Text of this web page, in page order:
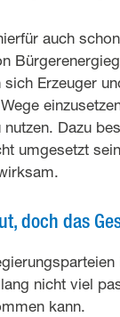
auch
sich Erzeuger
nutzen. Dazu
umgesetzt
doch das
nicht viel
kann.